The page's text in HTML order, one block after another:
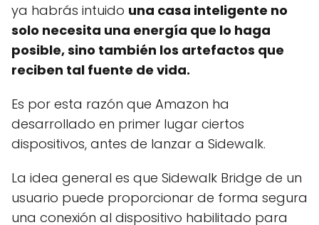
ya habrás intuido una casa inteligente no
solo necesita una energía que lo haga
posible, sino también los artefactos que
reciben tal fuente de vida.
Es por esta razón que Amazon ha
desarrollado en primer lugar ciertos
dispositivos, antes de lanzar a Sidewalk.
La idea general es que Sidewalk Bridge de un
usuario puede proporcionar de forma segura
una conexión al dispositivo habilitado para